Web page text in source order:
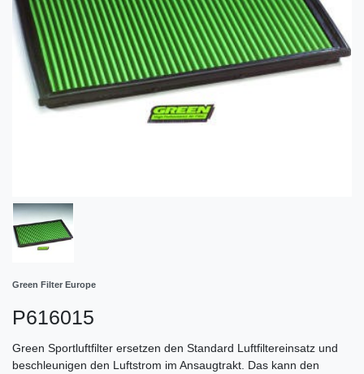
Green Filter Europe
P616015
Green Sportluftfilter ersetzen den Standard Luftfiltereinsatz und
beschleunigen den Luftstrom im Ansaugtrakt. Das kann den